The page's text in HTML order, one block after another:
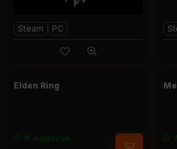
Steam PC
Elden Ring
W magazynie